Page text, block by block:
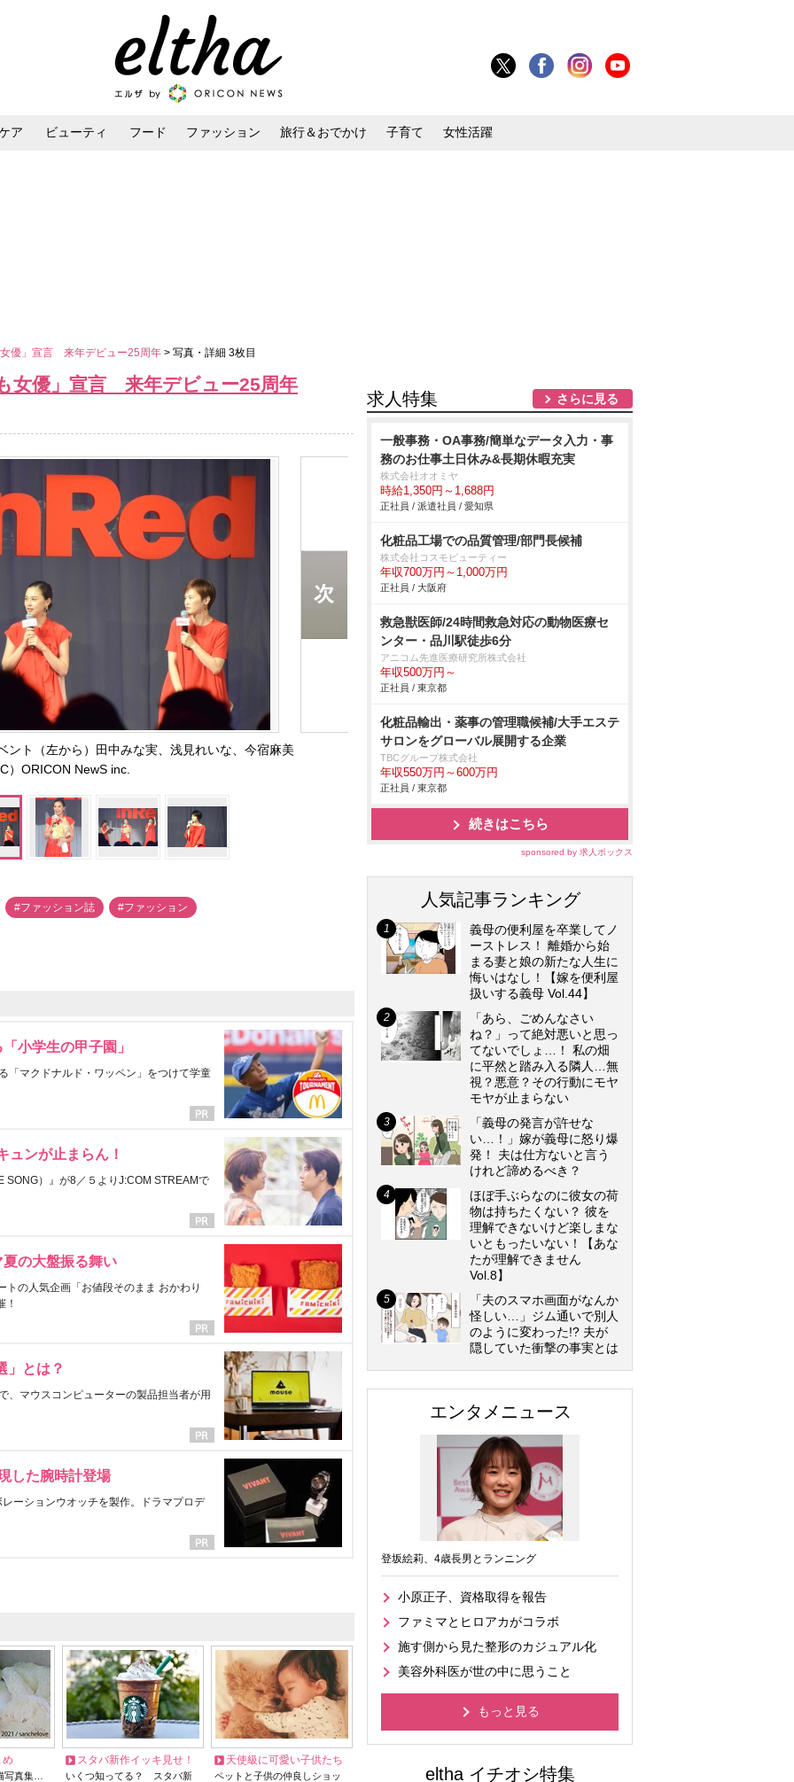
ア ビューティ フード ファッション 旅行＆おでかけ 子育て 女性活躍
優」宣言 来年デビュー25周年 > 写真・詳細 3枚目
女優」宣言 来年デビュー25周年
ント（左から）田中みな実、浅見れいな、今宿麻美
）ORICON NewS inc.
#ファッション誌 #ファッション
小学生の甲子園」
「マクドナルド・ワッペン」をつけて学童
ュンが止まらん！
SONG）』が8／５よりJ:COM STREAMで
の大盤振る舞い
の人気企画「お値段そのまま おかわり
！
」とは？
、マウスコンピューターの製品担当者が用
した腕時計登場
ーションウオッチを製作。ドラマプロデ
め
写真集…
スタバ新作イッキ見せ！
いくつ知ってる？ スタバ新
天使級に可愛い子供たち
ペットと子供の仲良しショッ
求人特集 さらに見る
一般事務・OA事務/簡単なデータ入力・事
務のお仕事土日休み&長期休暇充実
株式会社オオミヤ
時給1,350円～1,688円
正社員 / 派遣社員 / 愛知県
化粧品工場での品質管理/部門長候補
株式会社コスモビューティー
年収700万円～1,000万円
正社員 / 大阪府
救急獣医師/24時間救急対応の動物医療セ
ンター・品川駅徒歩6分
アニコム先進医療研究所株式会社
年収500万円～
正社員 / 東京都
化粧品輸出・薬事の管理職候補/大手エステ
サロンをグローバル展開する企業
TBCグループ株式会社
年収550万円～600万円
正社員 / 東京都
続きはこちら
sponsored by 求人ボックス
人気記事ランキング
義母の便利屋を卒業してノ
ーストレス！ 離婚から始
まる妻と娘の新たな人生に
悔いはなし！【嫁を便利屋
扱いする義母 Vol.44】
「あら、ごめんなさい
ね？」って絶対悪いと思っ
てないでしょ…！ 私の畑
に平然と踏み入る隣人…無
視？悪意？その行動にモヤ
モヤが止まらない
「義母の発言が許せな
い…！」嫁が義母に怒り爆
発！ 夫は仕方ないと言う
けれど諦めるべき？
ほぼ手ぶらなのに彼女の荷
物は持ちたくない？ 彼を
理解できないけど楽しまな
いともったいない！【あな
たが理解できません
Vol.8】
「夫のスマホ画面がなんか
怪しい…」ジム通いで別人
のように変わった!? 夫が
隠していた衝撃の事実とは
エンタメニュース
登坂絵莉、4歳長男とランニング
小原正子、資格取得を報告
ファミマとヒロアカがコラボ
施す側から見た整形のカジュアル化
美容外科医が世の中に思うこと
もっと見る